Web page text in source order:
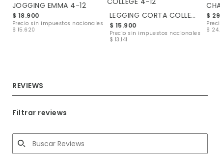
JOGGING EMMA 4-12
$ 18.900
Precio sin impuestos nacionales
$ 15.620
LEGGING CORTA COLLEGE 4-12
$ 15.900
Precio sin impuestos nacionales
$ 13.141
$
$
REVIEWS
Filtrar reviews